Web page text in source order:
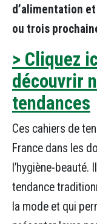
d’alimentation
ou trois
> Cliquez
découvrir
tendances
Ces cahiers de
France dans les
l’hygiène-beauté.
tendance
la mode et qui